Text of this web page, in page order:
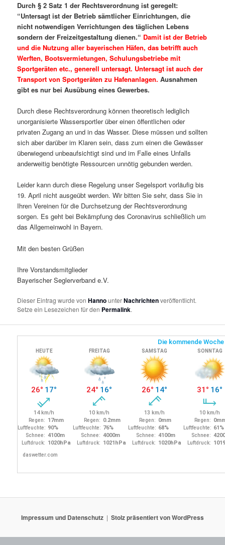
Durch § 2 Satz 1 der Rechtsverordnung ist geregelt:
“Untersagt ist der Betrieb sämtlicher Einrichtungen, die
nicht notwendigen Verrichtungen des täglichen Lebens
sondern der Freizeitgestaltung dienen.“ Damit ist der Betrieb
und die Nutzung aller bayerischen Häfen, das betrifft auch
Werften, Bootsvermietungen, Schulungsbetriebe mit
Sportgeräten etc., generell untersagt. Untersagt ist auch der
Transport von Sportgeräten zu Hafenanlagen. Ausnahmen
gibt es nur bei Ausübung eines Gewerbes.
Durch diese Rechtsverordnung können theoretisch lediglich
unorganisierte Wassersportler über einen öffentlichen oder
privaten Zugang an und in das Wasser. Diese müssen und sollten
sich aber darüber im Klaren sein, dass zum einen die Gewässer
überwiegend unbeaufsichtigt sind und im Falle eines Unfalls
anderweitig benötigte Ressourcen unnötig gebunden werden.
Leider kann durch diese Regelung unser Segelsport vorläufig bis
19. April nicht ausgeübt werden. Wir bitten Sie sehr, dass Sie in
Ihren Vereinen für die Durchsetzung der Rechtsverordnung
sorgen. Es geht bei Bekämpfung des Coronavirus schließlich um
das Allgemeinwohl in Bayern.
Mit den besten Grüßen
Ihre Vorstandsmitglieder
Bayerischer Seglerverband e.V.
Dieser Eintrag wurde vonHannounterNachrichtenveröffentlicht.
Setze ein Lesezeichen für den Permalink.
Impressum und Datenschutz Stolz präsentiert von WordPress